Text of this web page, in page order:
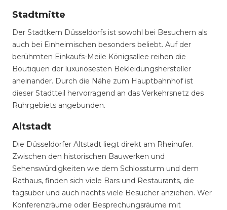
Stadtmitte
Der Stadtkern Düsseldorfs ist sowohl bei Besuchern als
auch bei Einheimischen besonders beliebt. Auf der
berühmten Einkaufs-Meile Königsallee reihen die
Boutiquen der luxuriösesten Bekleidungshersteller
aneinander. Durch die Nähe zum Hauptbahnhof ist
dieser Stadtteil hervorragend an das Verkehrsnetz des
Ruhrgebiets angebunden.
Altstadt
Die Düsseldorfer Altstadt liegt direkt am Rheinufer.
Zwischen den historischen Bauwerken und
Sehenswürdigkeiten wie dem Schlossturm und dem
Rathaus, finden sich viele Bars und Restaurants, die
tagsüber und auch nachts viele Besucher anziehen. Wer
Konferenzräume oder Besprechungsräume mit